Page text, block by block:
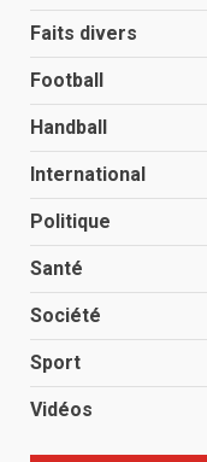
Faits divers
Football
Handball
International
Politique
Santé
Société
Sport
Vidéos